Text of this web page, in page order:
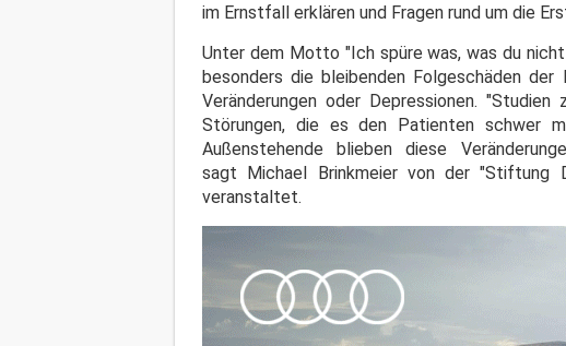
im Ernstfall erklären und Fragen rund um die
Unter dem Motto "Ich spüre was, was du
besonders die bleibenden Folgeschäden der
Veränderungen oder Depressionen.
Störungen, die es den Patienten schwer
Außenstehende blieben diese
sagt Michael Brinkmeier von der "Stiftung
veranstaltet.